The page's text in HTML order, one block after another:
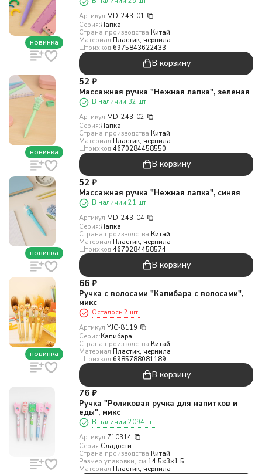
новинка
Артикул:MD-243-01
Серия:Лапка
Страна производства:Китай
Материал:Пластик, чернила
Штрихкод:6975843622433
В корзину
новинка
52 ₽
Массажная ручка "Нежная лапка", зеленая
В наличии 32 шт.
Артикул:MD-243-02
Серия:Лапка
Страна производства:Китай
Материал:Пластик, чернила
Штрихкод:4670284458550
В корзину
новинка
52 ₽
Массажная ручка "Нежная лапка", синяя
В наличии 21 шт.
Артикул:MD-243-04
Серия:Лапка
Страна производства:Китай
Материал:Пластик, чернила
Штрихкод:4670284458574
В корзину
новинка
66 ₽
Ручка с волосами "Капибара с волосами",
микс
Осталось 2 шт.
Артикул:YJC-8119
Серия:Капибара
Страна производства:Китай
Материал:Пластик, чернила
Штрихкод:6985788081189
В корзину
76 ₽
Ручка "Роликовая ручка для напитков и
еды", микс
В наличии 2094 шт.
Артикул:Z10314
Серия:Сладости
Страна производства:Китай
Размер упаковки, см:14.5×3×1.5
Материал:Пластик, чернила